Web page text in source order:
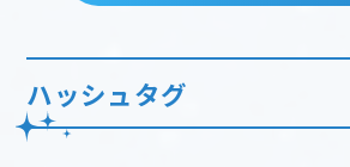
ハッシュタグ